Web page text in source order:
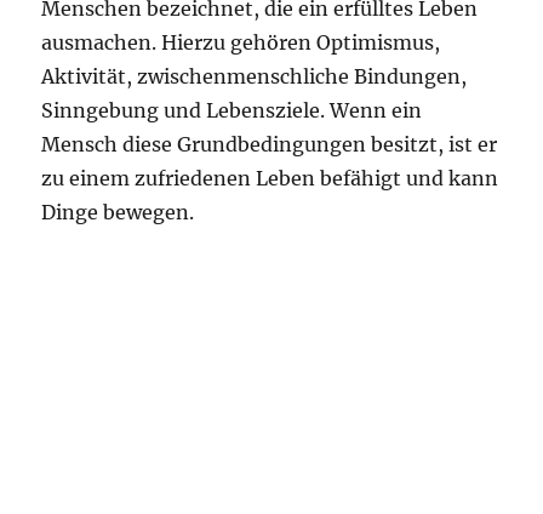
Menschen bezeichnet, die ein erfülltes Leben
ausmachen. Hierzu gehören Optimismus,
Aktivität, zwischenmenschliche Bindungen,
Sinngebung und Lebensziele. Wenn ein
Mensch diese Grundbedingungen besitzt, ist er
zu einem zufriedenen Leben befähigt und kann
Dinge bewegen.